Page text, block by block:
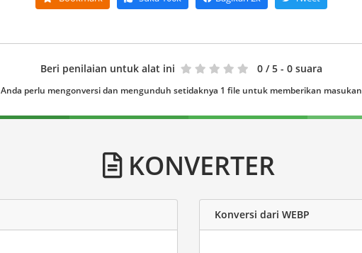
Beri penilaian untuk alat ini 0 / 5 - 0 suara
Anda perlu mengonversi dan mengunduh setidaknya 1 file untuk memberikan masukan
KONVERTER
Konversi dari WEBP